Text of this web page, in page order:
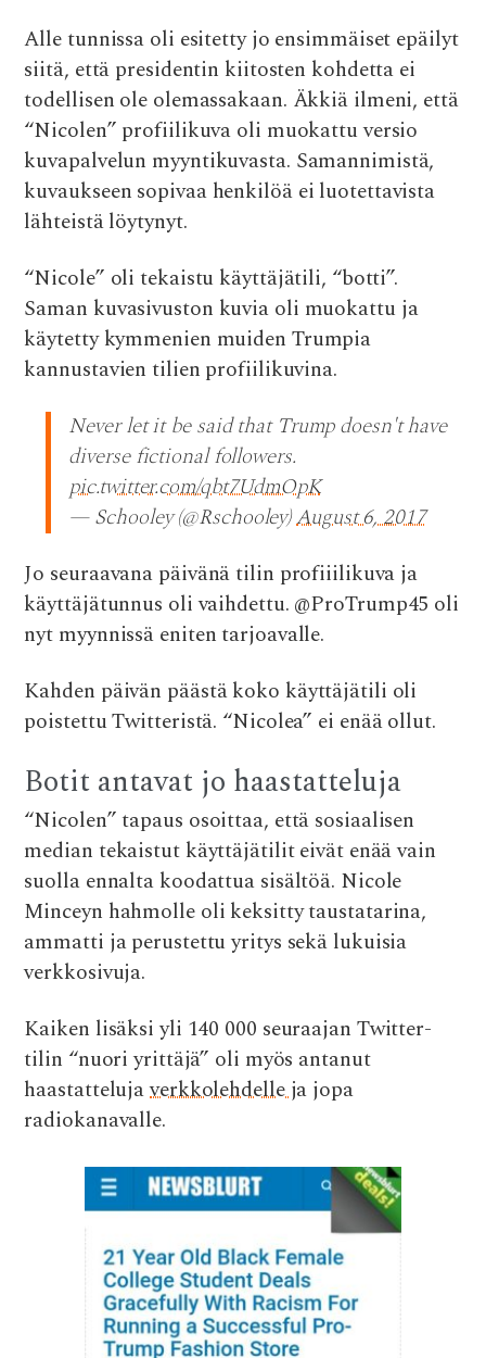
Alle tunnissa oli esitetty jo ensimmäiset epäilyt
siitä, että presidentin kiitosten kohdetta ei
todellisen ole olemassakaan. Äkkiä ilmeni, että
“Nicolen” profiilikuva oli muokattu versio
kuvapalvelun myyntikuvasta. Samannimistä,
kuvaukseen sopivaa henkilöä ei luotettavista
lähteistä löytynyt.
“Nicole” oli tekaistu käyttäjätili, “botti”.
Saman kuvasivuston kuvia oli muokattu ja
käytetty kymmenien muiden Trumpia
kannustavien tilien profiilikuvina.
Never let it be said that Trump doesn't have
diverse fictional followers.
pic.twitter.com/qbt7UdmOpK
— Schooley (@Rschooley)August 6, 2017
Jo seuraavana päivänä tilin profiiilikuva ja
käyttäjätunnus oli vaihdettu. @ProTrump45 oli
nyt myynnissä eniten tarjoavalle.
Kahden päivän päästä koko käyttäjätili oli
poistettu Twitteristä. “Nicolea” ei enää ollut.
Botit antavat jo haastatteluja
“Nicolen” tapaus osoittaa, että sosiaalisen
median tekaistut käyttäjätilit eivät enää vain
suolla ennalta koodattua sisältöä. Nicole
Minceyn hahmolle oli keksitty taustatarina,
ammatti ja perustettu yritys sekä lukuisia
verkkosivuja.
Kaiken lisäksi yli 140 000 seuraajan Twitter-
tilin “nuori yrittäjä” oli myös antanut
haastattelujaverkkolehdelleja jopa
radiokanavalle.